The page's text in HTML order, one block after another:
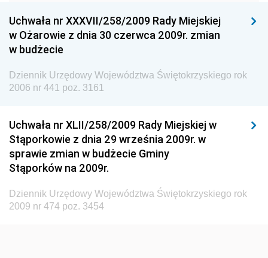
Dziennik Urzędowy Ministra Pracy i Polityki
Społecznej
Dziennik Urzędowy Urzędu Lotnictwa Cywilnego
Dziennik Urzędowy Ministerstwa Hutnictwa i
Przemysłu Maszynowego
Dziennik Urzędowy Ministerstwa Zdrowia i Opieki
Społecznej
Dziennik Urzędowy Ministerstwa Rolnictwa, Leśnictwa
i Gospodarki Żywnościowej
Uchwała nr XXXVII/258/2009 Rady Miejskiej
w Ożarowie z dnia 30 czerwca 2009r. zmian
w budżecie
Dziennik Urzędowy Województwa Świętokrzyskiego rok
2006 nr 441 poz. 3161
Uchwała nr XLII/258/2009 Rady Miejskiej w
Stąporkowie z dnia 29 września 2009r. w
sprawie zmian w budżecie Gminy
Stąporków na 2009r.
Dziennik Urzędowy Województwa Świętokrzyskiego rok
2009 nr 474 poz. 3454